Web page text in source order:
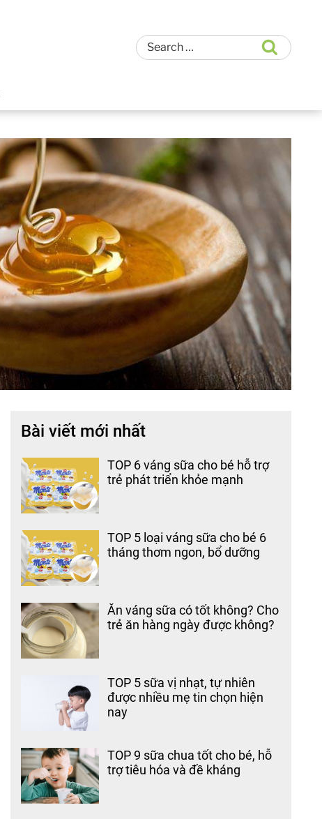
Bài viết mới nhất
TOP 6 váng sữa cho bé hỗ trợ
trẻ phát triển khỏe mạnh
TOP 5 loại váng sữa cho bé 6
tháng thơm ngon, bổ dưỡng
Ăn váng sữa có tốt không? Cho
trẻ ăn hàng ngày được không?
TOP 5 sữa vị nhạt, tự nhiên
được nhiều mẹ tin chọn hiện
nay
TOP 9 sữa chua tốt cho bé, hỗ
trợ tiêu hóa và đề kháng